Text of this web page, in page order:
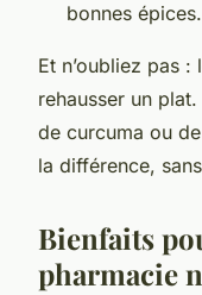
bonnes épices.
Et n’oubliez pas :
rehausser un
de curcuma ou
la différence,
Bienfaits
pharmacie